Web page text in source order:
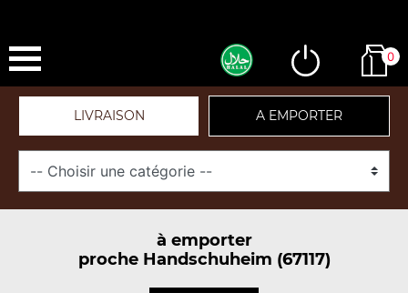
0
LIVRAISON A EMPORTER
à emporter
proche Handschuheim (67117)